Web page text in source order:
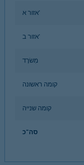
אזור א'
אזור ב'
מִשׂרָד
קומה ראשונה
קומה שנייה
סה"כ